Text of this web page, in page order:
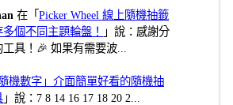
在「Picker Wheel 線上隨機抽籤
個不同主題輪盤！
」說：感謝分
具！🎉 如果有需要波...
隨機數字」介面簡單好看的隨機抽
」說：7 8 14 16 17 18 20 2...